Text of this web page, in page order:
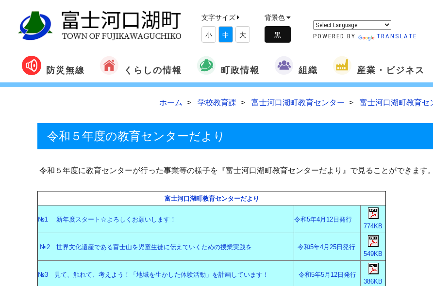
文字サイズ
小 中 大
背景色
POWERED BY TRANSLATE
防災無線 くらしの情報 町政情報 組織 産業・ビジネス
ホーム 学校教育課 富士河口湖町教育センター 富士河口湖町教育セ
令和５年度の教育センターだより
令和５年度に教育センターが行った事業等の様子を『富士河口湖町教育センターだより』で見ることができます。
富士河口湖町教育センターだより
№1 新年度スタート☆よろしくお願いします！
令和5年4月12日発行
774KB
№2 世界文化遺産である富士山を児童生徒に伝えていくための授業実践を
令和5年4月25日発行
549KB
№3 見て、触れて、考えよう！「地域を生かした体験活動」を計画しています！
令和5年5月12日発行
386KB